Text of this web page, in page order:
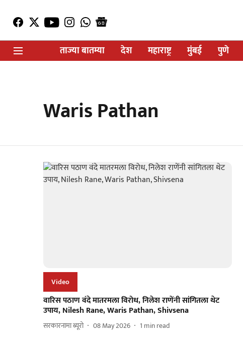
ताज्या बातम्या
देश महाराष्ट्र मुंबई पुणे
Waris Pathan
Video
वारिस पठाण वंदे मातरमला विरोध, निलेश राणेंनी सांगितला थेट
उपाय, Nilesh Rane, Waris Pathan, Shivsena
सरकारनामा ब्यूरो 08 May 2026 1 min read